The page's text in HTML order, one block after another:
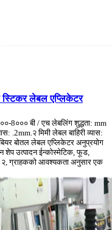
स्टिकर लेबल एप्लिकेटर
8००० बी / एच लेबलिंग शुद्धता: mm
.2mm.२ मिमी लेबल बाहिरी व्यास:
बोतल लेबल एप्लिकेटर अनुप्रयोग
शेप उत्पादन ईन्कोस्मेटिक, फूड,
२, ग्राहकको आवश्यकता अनुसार एक